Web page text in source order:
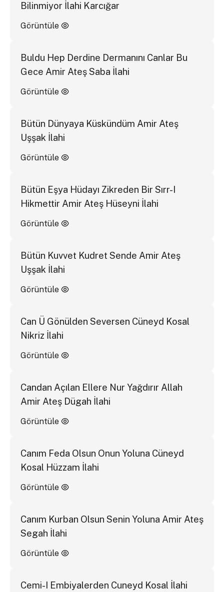
Bilinmiyor İlahi Karcığar
Görüntüle
Buldu Hep Derdine Dermanını Canlar Bu
Gece Amir Ateş Saba İlahi
Görüntüle
Bütün Dünyaya Küskündüm Amir Ateş
Uşşak İlahi
Görüntüle
Bütün Eşya Hüdayı Zikreden Bir Sırr-I
Hikmettir Amir Ateş Hüseyni İlahi
Görüntüle
Bütün Kuvvet Kudret Sende Amir Ateş
Uşşak İlahi
Görüntüle
Can Ü Gönülden Seversen Cüneyd Kosal
Nikriz İlahi
Görüntüle
Candan Açılan Ellere Nur Yağdırır Allah
Amir Ateş Dügah İlahi
Görüntüle
Canım Feda Olsun Onun Yoluna Cüneyd
Kosal Hüzzam İlahi
Görüntüle
Canım Kurban Olsun Senin Yoluna Amir Ateş
Segah İlahi
Görüntüle
Cemi-I Embiyalerden Cuneyd Kosal İlahi